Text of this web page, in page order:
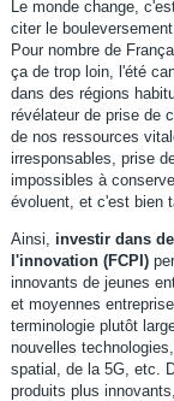
Le monde change,
citer le
Pour nombre de
ça de trop loin, l'été
dans des régions
révélateur de prise de
de nos ressources
irresponsables, prise
impossibles à
évoluent, et c'est bien
Ainsi, investir dans
l'innovation (FCPI)
innovants de jeunes
et moyennes
terminologie plutôt
nouvelles
spatial, de la 5G, etc.
produits plus